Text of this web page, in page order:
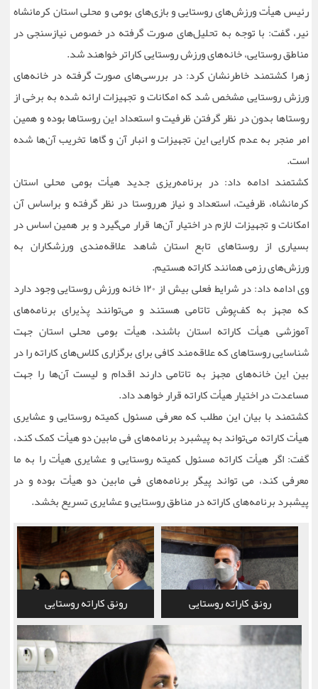
رئیس هیأت ورزش‌های روستایی و بازی‌های بومی و محلی استان کرمانشاه
نیر، گفت: با توجه به تحلیل‌های صورت گرفته در خصوص نیازسنجی در
مناطق روستایی، خانه‌های ورزش روستایی کاراتر خواهند شد.
زهرا کشتمند خاطرنشان کرد: در بررسی‌های صورت گرفته در خانه‌های
ورزش روستایی مشخص شد که امکانات و تجهیزات ارائه شده به برخی از
روستاها بدون در نظر گرفتن ظرفیت و استعداد این روستاها بوده و همین
امر منجر به عدم کارایی این تجهیزات و انبار آن و گاها تخریب آن‌ها شده
است.
کشتمند ادامه داد: در برنامه‌ریزی جدید هیأت بومی محلی استان
کرمانشاه، ظرفیت، استعداد و نیاز هرروستا در نظر گرفته و براساس آن
امکانات و تجهیزات لازم در اختیار آن‌ها قرار می‌گیرد و بر همین اساس در
بسیاری از روستاهای تابع استان شاهد علاقه‌مندی ورزشکاران به
ورزش‌های رزمی همانند کاراته هستیم.
وی ادامه داد: در شرایط فعلی بیش از ۱۲۰ خانه ورزش روستایی وجود دارد
که مجهز به کف‌پوش تاتامی هستند و می‌توانند پذیرای برنامه‌های
آموزشی هیأت کاراته استان باشند، هیأت بومی محلی استان جهت
شناسایی روستاهای که علاقه‌مند کافی برای برگزاری کلاس‌های کاراته را در
بین این خانه‌های مجهز به تاتامی دارند اقدام و لیست آن‌ها را جهت
مساعدت در اختیار هیأت کاراته قرار خواهد داد.
کشتمند با بیان این مطلب که معرفی مسئول کمیته روستایی و عشایری
هیأت کاراته می‌تواند به پیشبرد برنامه‌های فی مابین دو هیأت کمک کند،
گفت: اگر هیأت کاراته مسئول کمیته روستایی و عشایری هیأت را به ما
معرفی کند، می تواند پیگر برنامه‌های فی مابین دو هیأت بوده و در
پیشبرد برنامه‌های کاراته در مناطق روستایی و عشایری تسریع بخشد.
رونق کاراته روستایی رونق کاراته روستایی